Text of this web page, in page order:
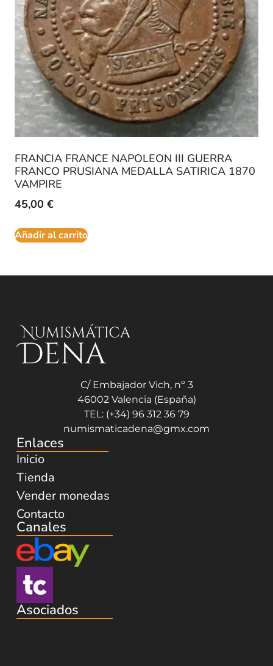
FRANCIA FRANCE NAPOLEON III GUERRA
FRANCO PRUSIANA MEDALLA SATIRICA 1870
VAMPIRE
45,00 €
Añadir al carrito
C/ Embajador Vich, nº 3
46002 Valencia (España)
TEL: (+34) 96 312 36 79
numismaticadena@gmx.com
Enlaces
Inicio
Tienda
Vender monedas
Contacto
Canales
Asociados